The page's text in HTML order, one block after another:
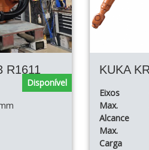
R1611
Disponível
Eixos
Max.
Alcance
Max.
Carga